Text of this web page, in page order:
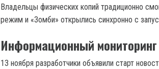
Владельцы физических копий традиционно
режим и «Зомби» открылись синхронно с
Информационный
13 ноября разработчики объявили старт